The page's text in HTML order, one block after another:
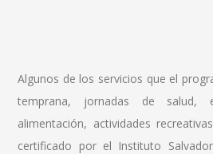
Algunos de los servicios que el
temprana, jornadas de salud,
alimentación, actividades
certificado por el Instituto